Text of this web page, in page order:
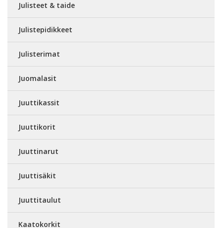
Julisteet & taide
Julistepidikkeet
Julisterimat
Juomalasit
Juuttikassit
Juuttikorit
Juuttinarut
Juuttisäkit
Juuttitaulut
Kaatokorkit